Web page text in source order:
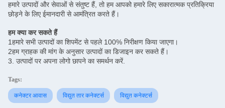
हमारे उत्पादों और सेवाओं से संतुष्ट हैं, तो हम आपको हमारे लिए सकारात्मक प्रतिक्रिया
छोड़ने के लिए ईमानदारी से आमंत्रित करते हैं।
हम क्या कर सकते हैं
1हमारे सभी उत्पादों का शिपमेंट से पहले 100% निरीक्षण किया जाएगा।
2हम ग्राहक की मांग के अनुसार उत्पादों का डिजाइन कर सकते हैं।
3. उत्पादों पर अपना लोगो छापने का समर्थन करें.
Tags:
कनेक्टर आवास विद्युत तार कनेक्टर्स विद्युत कनेक्टर्स